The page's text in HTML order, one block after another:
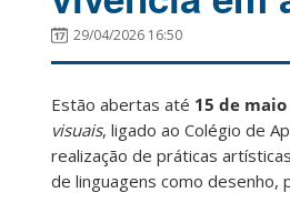
29/04/2026 16:50
Estão abertas até 15 de maio
visuais, ligado ao Colégio de
realização de práticas
de linguagens como desenho,